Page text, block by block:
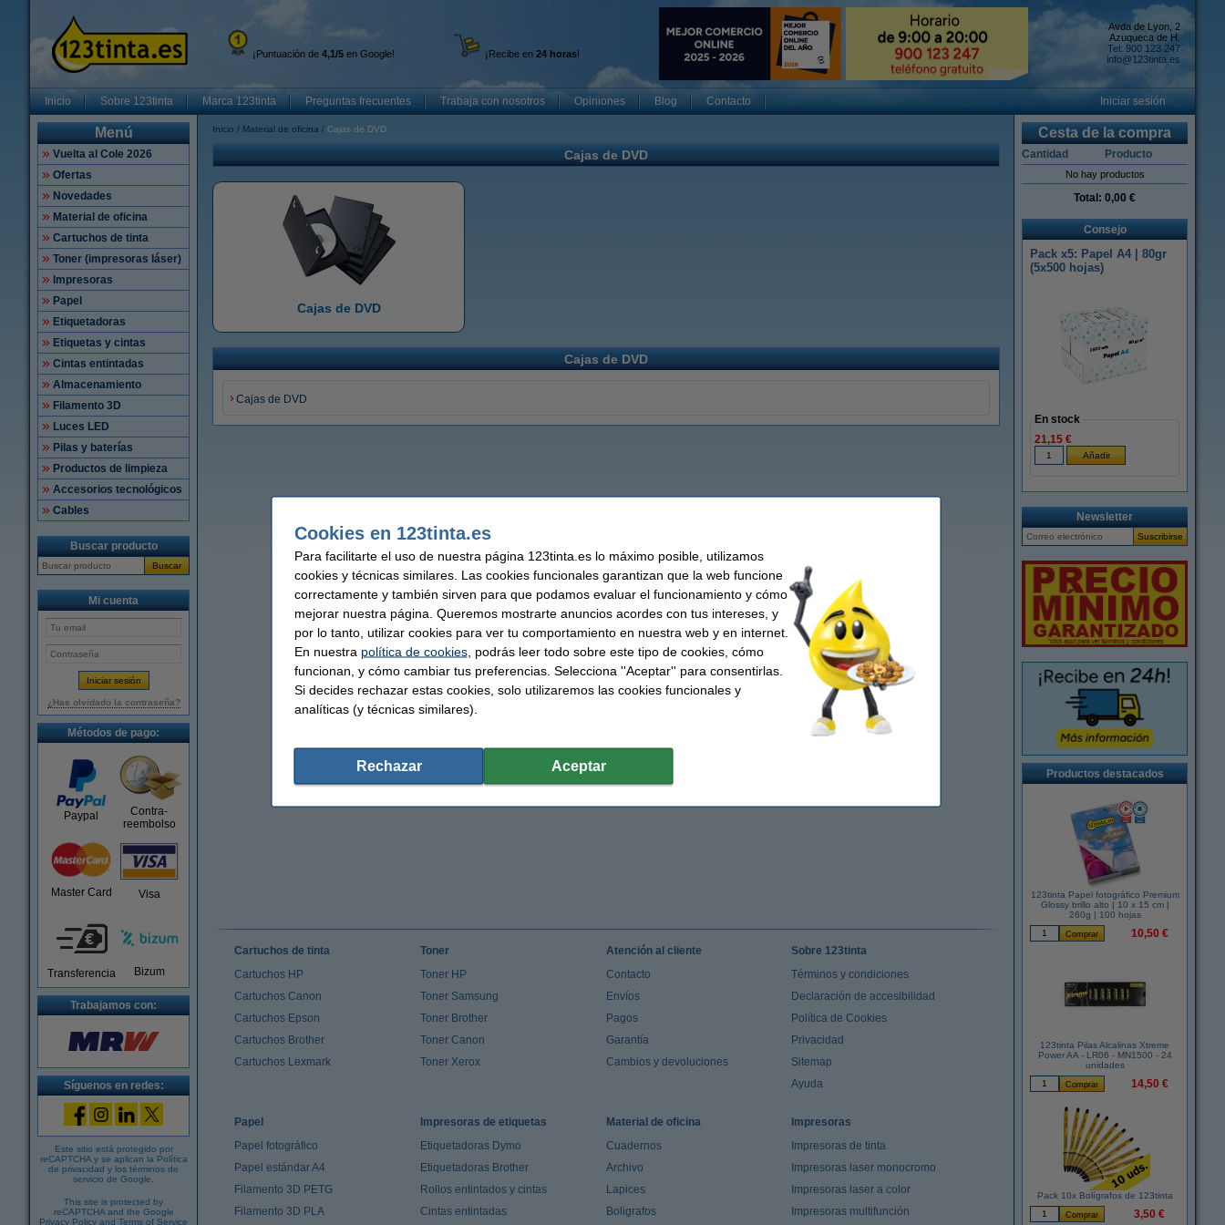
¡Puntuación de 4,1/5 en Google! ¡Recibe en 24 horas!
Avda de Lyon, 2
Azuqueca de H.
Tel: 900 123 247
info@123tinta.es
Inicio Sobre 123tinta Marca 123tinta Preguntas frecuentes Trabaja con nosotros Opiniones Blog Contacto Iniciar sesión
Menú
Vuelta al Cole 2026
Ofertas
Novedades
Material de oficina
Cartuchos de tinta
Toner (impresoras láser)
Impresoras
Papel
Etiquetadoras
Etiquetas y cintas
Cintas entintadas
Almacenamiento
Filamento 3D
Luces LED
Pilas y baterías
Productos de limpieza
Accesorios tecnológicos
Cables
Buscar producto
Buscar
Mi cuenta
¿Has olvidado la contraseña?
Métodos de pago:
Paypal
Contra-
reembolso
Master Card Visa
Transferencia Bizum
Trabajamos con:
Síguenos en redes:
Este sitio está protegido por
reCAPTCHA y se aplican la Política
de privacidad y los términos de
servicio de Google
This site is protected by
reCAPTCHA and the Google
Privacy Policy and Terms of Service
Inicio Material de oficina Cajas de DVD
Cajas de DVD
Cajas de DVD
Cajas de DVD
Cajas de DVD
Cesta de la compra
Cantidad Producto
No hay productos
Total: 0,00 €
Consejo
Pack x5: Papel A4 | 80gr
(5x500 hojas)
En stock
21,15 €
Newsletter
Productos destacados
123tinta Papel fotográfico Premium
Glossy brillo alto | 10 x 15 cm |
260g | 100 hojas
10,50 €
123tinta Pilas Alcalinas Xtreme
Power AA - LR06 - MN1500 - 24
unidades
14,50 €
Pack 10x Bolígrafos de 123tinta
3,50 €
Cartuchos de tinta
Cartuchos HP
Cartuchos Canon
Cartuchos Epson
Cartuchos Brother
Cartuchos Lexmark
Toner
Toner HP
Toner Samsung
Toner Brother
Toner Canon
Toner Xerox
Atención al cliente
Contacto
Envíos
Pagos
Garantía
Cambios y devoluciones
Sobre 123tinta
Términos y condiciones
Declaración de accesibilidad
Política de Cookies
Privacidad
Sitemap
Ayuda
Papel
Papel fotográfico
Papel estándar A4
Filamento 3D PETG
Filamento 3D PLA
Impresoras de etiquetas
Etiquetadoras Dymo
Etiquetadoras Brother
Rollos entintados y cintas
Cintas entintadas
Material de oficina
Cuadernos
Archivo
Lapices
Boligrafos
Impresoras
Impresoras de tinta
Impresoras laser monocromo
Impresoras laser a color
Impresoras multifunción
Cookies en 123tinta.es
Para facilitarte el uso de nuestra página 123tinta.es lo máximo posible, utilizamos
cookies y técnicas similares. Las cookies funcionales garantizan que la web funcione
correctamente y también sirven para que podamos evaluar el funcionamiento y cómo
mejorar nuestra página. Queremos mostrarte anuncios acordes con tus intereses, y
por lo tanto, utilizar cookies para ver tu comportamiento en nuestra web y en internet.
En nuestra política de cookies, podrás leer todo sobre este tipo de cookies, cómo
funcionan, y cómo cambiar tus preferencias. Selecciona ''Aceptar'' para consentirlas.
Si decides rechazar estas cookies, solo utilizaremos las cookies funcionales y
analíticas (y técnicas similares).
Rechazar Aceptar